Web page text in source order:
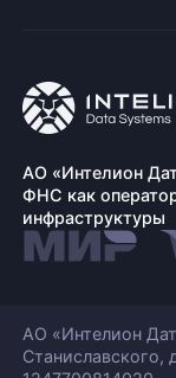
АО «Интелион
ФНС как
инфраструктуры
АО «Интелион
Станиславского,